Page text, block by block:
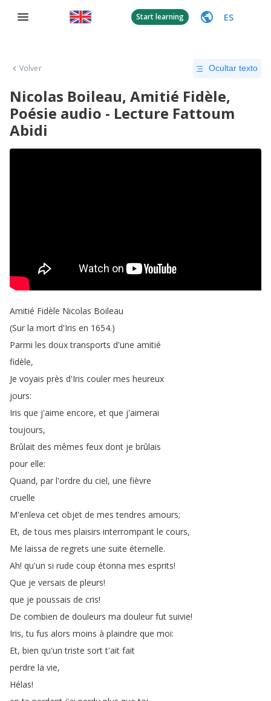
Start learning ES
Volver Ocultar texto
Nicolas Boileau, Amitié Fidèle,
Poésie audio - Lecture Fattoum
Abidi
Amitié Fidèle Nicolas Boileau
(Sur la mort d'Iris en 1654.)
Parmi les doux transports d'une amitié
fidèle,
Je voyais près d'Iris couler mes heureux
jours:
Iris que j'aime encore, et que j'aimerai
toujours,
Brûlait des mêmes feux dont je brûlais
pour elle:
Quand, par l'ordre du ciel, une fièvre
cruelle
M'enleva cet objet de mes tendres amours;
Et, de tous mes plaisirs interrompant le cours,
Me laissa de regrets une suite éternelle.
Ah! qu'un si rude coup étonna mes esprits!
Que je versais de pleurs!
que je poussais de cris!
De combien de douleurs ma douleur fut suivie!
Iris,tu fus alors moins à plaindre que moi:
Et, bien qu'un triste sort t'ait fait
perdre la vie,
Hélas!